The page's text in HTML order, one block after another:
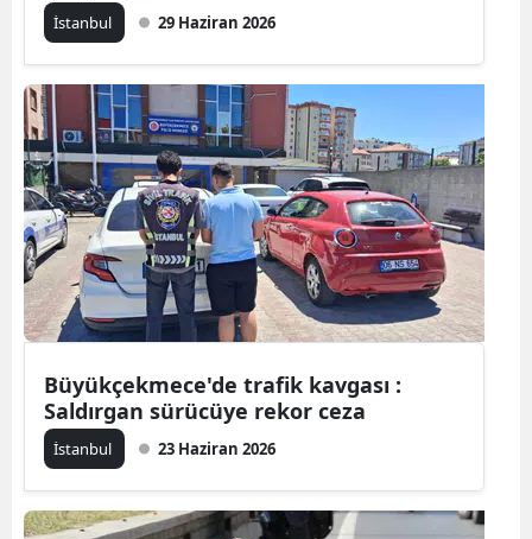
İstanbul 29 Haziran 2026
Büyükçekmece'de trafik kavgası :
Saldırgan sürücüye rekor ceza
İstanbul 23 Haziran 2026